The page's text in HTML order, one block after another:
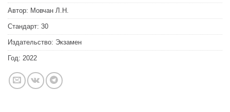
Автор: Мовчан Л.Н.
Стандарт: 30
Издательство: Экзамен
Год: 2022